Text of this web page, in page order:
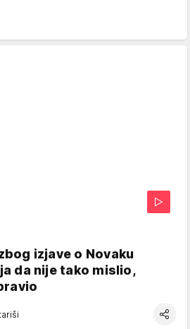
izjave o Novaku
da nije tako mislio,